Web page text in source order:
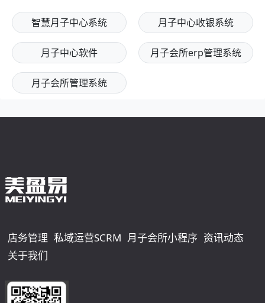
智慧月子中心系统 月子中心收银系统
月子中心软件 月子会所erp管理系统
月子会所管理系统
店务管理 私域运营SCRM 月子会所小程序 资讯动态
关于我们